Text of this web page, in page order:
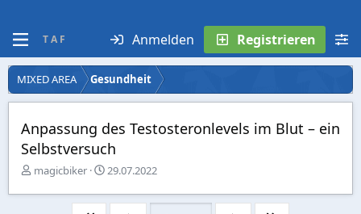
T A F Anmelden Registrieren
MIXED AREA Gesundheit
Anpassung des Testosteronlevels im Blut – ein
Selbstversuch
E
s
magicbiker
E
s
29.07.2022